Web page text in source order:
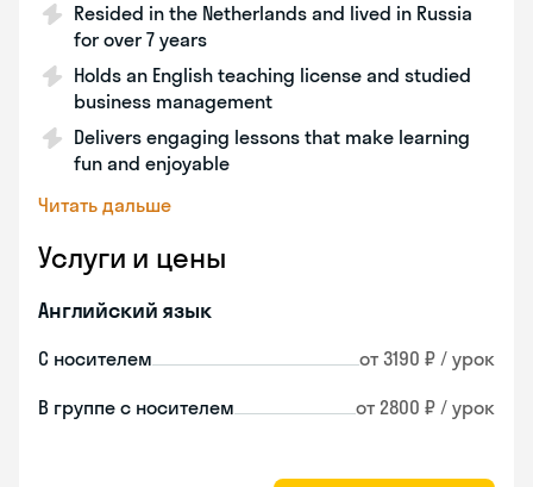
Resided in the Netherlands and lived in Russia
for over 7 years
Holds an English teaching license and studied
business management
Delivers engaging lessons that make learning
fun and enjoyable
Читать дальше
Услуги и цены
Английский язык
С носителем от 3190 ₽ / урок
В группе с носителем от 2800 ₽ / урок